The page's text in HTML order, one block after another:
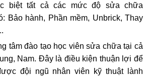
biệt tất cả các mức độ sửa chữa
Bảo hành, Phần mềm, Unbrick, Thay
tâm đào tạo học viên sửa chữa tại cả
Nam. Đây là điều kiện thuận lợi để
đội ngũ nhân viên kỹ thuật lành